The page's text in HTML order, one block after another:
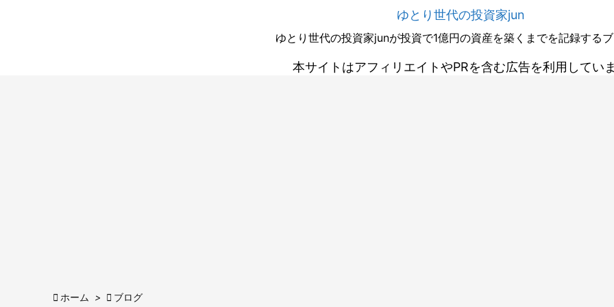
ゆとり世代の投資家jun
ゆとり世代の投資家junが投資で1億円の資産を築くまでを記録するブ
本サイトはアフィリエイトやPRを含む広告を利用してい
 ホーム >  ブログ